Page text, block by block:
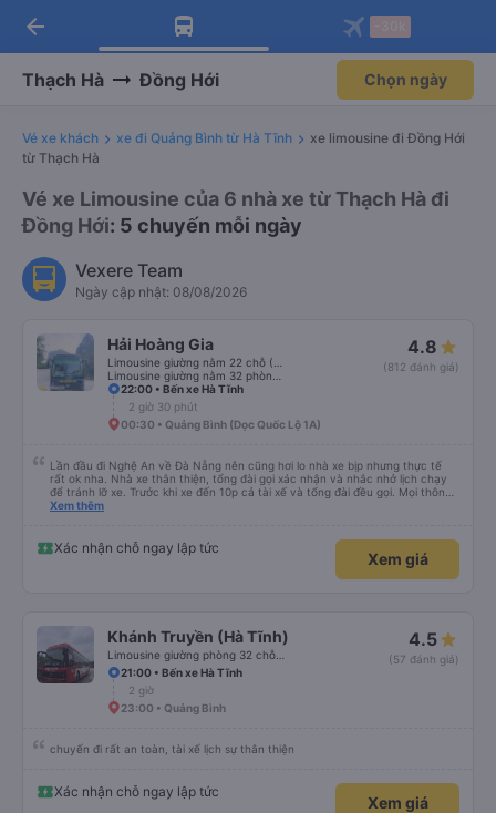
Tải app Vexere ngay!
Nhận ưu đãi thành viên độc
Mở app
Tải app Vexere
-30k/ghế khi đặt vé máy bay qua
Mở app
arrow_back
Thạch Hà Đồng Hới Chọn ngày
Vé xe khách xe đi Quảng Bình từ Hà Tĩnh
xe limousine đi Đồng Hới
từ Thạch Hà
Vé xe Limousine của 6 nhà xe từ Thạch Hà đi
Đồng Hới: 5 chuyến mỗi ngày
Vexere Team
Ngày cập nhật: 08/08/2026
Hải Hoàng Gia 4.8
(812 đánh giá)
22:00 • Bến xe Hà Tĩnh
2 giờ 30 phút
00:30 • Quảng Bình (Dọc Quốc Lộ 1A)
Lần đầu đi Nghệ An về Đà Nẵng nên cũng hơi lo nhà xe bịp nhưng thực tế
rất ok nha. Nhà xe thân thiện, tổng đài gọi xác nhận và nhắc nhở lịch chạy
để tránh lỡ xe. Trước khi xe đến 10p cả tài xế và tổng đài đều gọi. Mọi thông
tin về biển số xe và số điện thoại tài xế đều trùng khớp trong email nhận
thời gian dự kiến. 10 điểm, lần sau có nhu cầu sẽ chọn nhà xe này để đi Vinh
<-> Đà Nẵng
Xem thêm
Xác nhận chỗ ngay lập tức
Xem giá
Khánh Truyền (Hà Tĩnh) 4.5
(57 đánh giá)
21:00 • Bến xe Hà Tĩnh
2 giờ
23:00 • Quảng Bình
chuyến đi rất an toàn, tài xế lịch sự thân thiện
Xác nhận chỗ ngay lập tức
Xem giá